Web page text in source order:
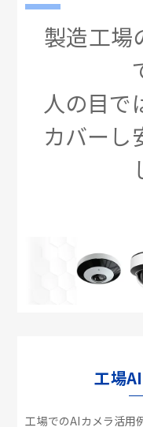
製造工場
人の目で
カバーし
工場
工場でのAIカメラ活用